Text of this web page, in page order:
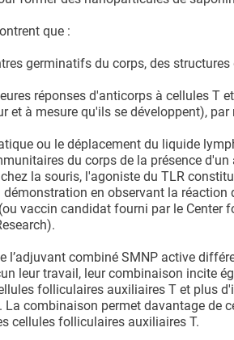
que :
germinatifs du corps, des
réponses d'anticorps à cellules T
à mesure qu'ils se développent),
ou le déplacement du liquide
du corps de la présence d'un
la souris, l'agoniste du TLR
en observant la
vaccin candidat fourni par le Center
l’adjuvant combiné SMNP active
leur travail, leur combinaison incite
folliculaires auxiliaires T et plus
combinaison permet davantage de
cellules folliculaires auxiliaires T.